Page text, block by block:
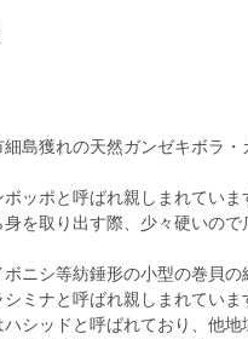
島獲れの天然ガンゼキボラ
ッポと呼ばれ親しまれてい
を取り出す際、少々硬いの
ニシ等紡錘形の小型の巻貝
ミナと呼ばれ親しまれていま
シッドと呼ばれており、他